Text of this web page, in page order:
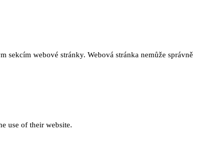
sekcím webové stránky. Webová stránka nemůže správně
use of their website.